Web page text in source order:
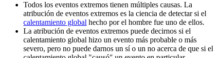
Todos los eventos extremos tienen múltiples causas. La
atribución de eventos extremos es la ciencia de detectar si el
calentamiento global hecho por el hombre fue uno de ellos.
La atribución de eventos extremos puede decirnos si el
calentamiento global hizo un evento más probable o más
severo, pero no puede darnos un sí o un no acerca de que si el